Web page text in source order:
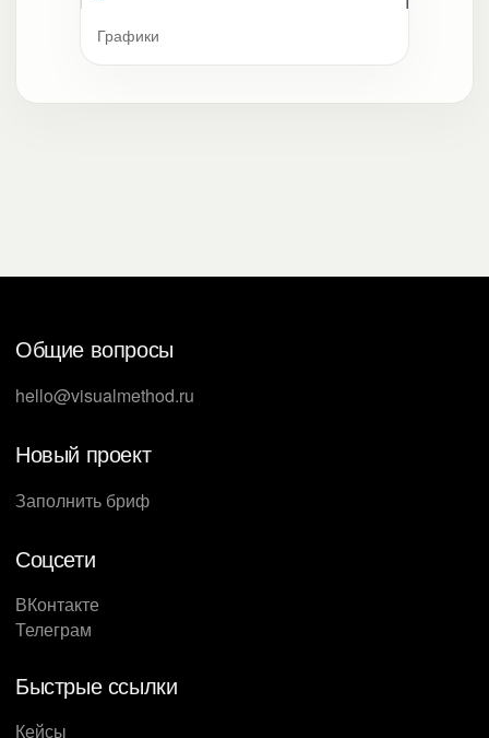
Графики
Общие вопросы
hello@visualmethod.ru
Новый проект
Заполнить бриф
Соцсети
ВКонтакте
Телеграм
Быстрые ссылки
Кейсы